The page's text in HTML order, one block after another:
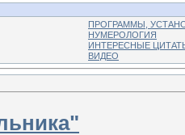
ПРОГРАММЫ,
НУМЕРОЛОГИЯ
ИНТЕРЕСНЫЕ
ВИДЕО